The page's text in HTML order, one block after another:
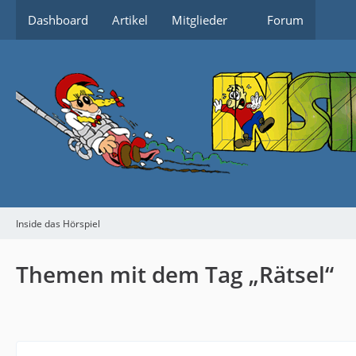
Dashboard Artikel Mitglieder Forum
Inside das Hörspiel
Themen mit dem Tag „Rätsel“